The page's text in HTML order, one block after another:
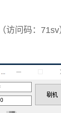
问码：71sv